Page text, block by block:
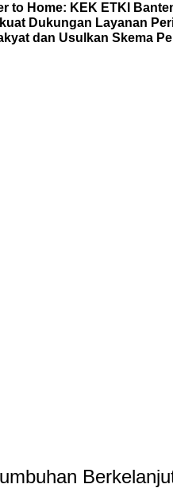
to Home: KEK ETKI
Dukungan Layanan
dan Usulkan Skema